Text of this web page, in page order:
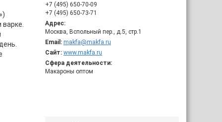
+7 (495) 650-70-09
+7 (495) 650-73-71
Адрес:
Москва, Вспольный пер., д.5, стр.1
Email: makfa@makfa.ru
Сайт: www.makfa.ru
Сфера деятельности:
Макароны оптом